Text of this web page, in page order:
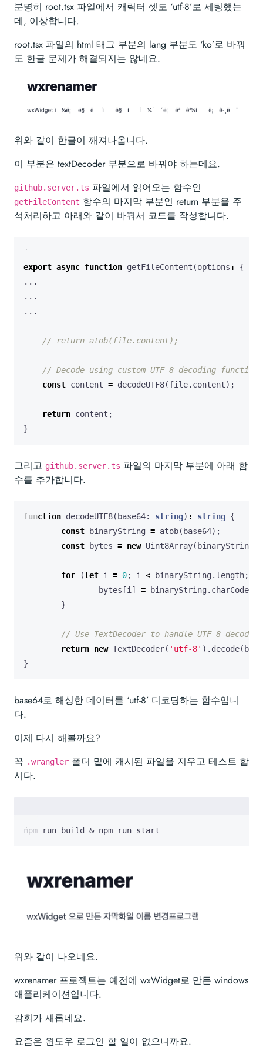
분명히 root.tsx 파일에서 캐릭터 셋도 ‘utf-8’로 세팅했는
데, 이상합니다.
root.tsx 파일의 html 태그 부분의 lang 부분도 ‘ko’로 바꿔
도 한글 문제가 해결되지는 않네요.
위와 같이 한글이 깨져나옵니다.
이 부분은 textDecoder 부분으로 바꿔야 하는데요.
github.server.ts 파일에서 읽어오는 함수인
getFileContent 함수의 마지막 부분인 return 부분을 주
석처리하고 아래와 같이 바꿔서 코드를 작성합니다.
export async function getFileContent (options :
{
...
...
...
const content = decodeUTF8(file. content);
return content ;
}
그리고 github.server.ts 파일의 마지막 부분에 아래 함
수를 추가합니다.
function decodeUTF8(base64: string) : string {
const binaryString = atob(base64);
const bytes = new Uint8Array(binaryString
for (let i = 0; i < binaryString . length;
bytes [i ] = binaryString . charCodeAt
}
return new TextDecoder( 'utf-8' ). decode(
}
base64로 해싱한 데이터를 ‘utf-8’ 디코딩하는 함수입니
다.
이제 다시 해볼까요?
꼭 .wrangler 폴더 밑에 캐시된 파일을 지우고 테스트 합
시다.
npm run build & npm run start
위와 같이 나오네요.
wxrenamer 프로젝트는 예전에 wxWidget로 만든 windows
애플리케이션입니다.
감회가 새롭네요.
요즘은 윈도우 로그인 할 일이 없으니까요.